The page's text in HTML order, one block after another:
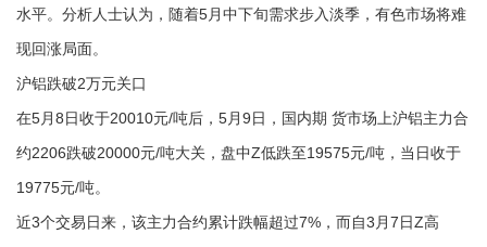
水平。分析人士认为，随着5月中下旬需求步入淡季，有色市场将难
现回涨局面。
沪铝跌破2万元关口
在5月8日收于20010元/吨后，5月9日，国内期 货市场上沪铝主力合
约2206跌破20000元/吨大关，盘中Z低跌至19575元/吨，当日收于
19775元/吨。
近3个交易日来，该主力合约累计跌幅超过7%，而自3月7日Z高